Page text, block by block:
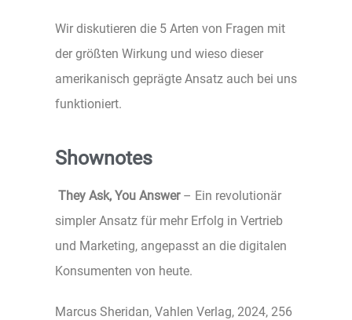
Wir diskutieren die 5 Arten von Fragen mit
der größten Wirkung und wieso dieser
amerikanisch geprägte Ansatz auch bei uns
funktioniert.
Shownotes
They Ask, You Answer – Ein revolutionär
simpler Ansatz für mehr Erfolg in Vertrieb
und Marketing, angepasst an die digitalen
Konsumenten von heute.
Marcus Sheridan, Vahlen Verlag, 2024, 256